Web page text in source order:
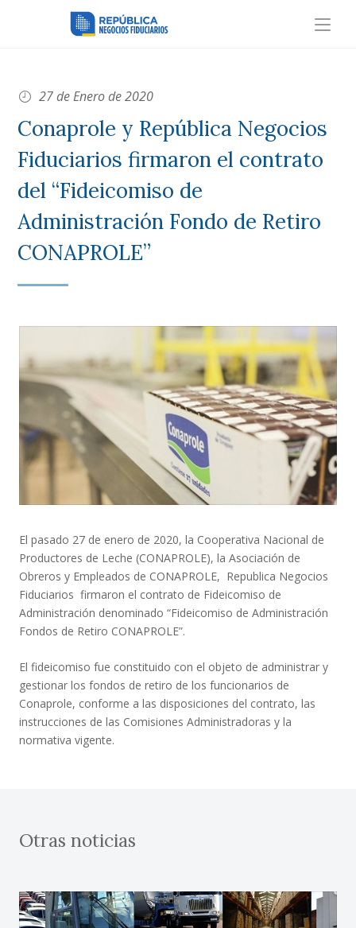
27 de Enero de 2020
Conaprole y República Negocios
Fiduciarios firmaron el contrato
del “Fideicomiso de
Administración Fondo de Retiro
CONAPROLE”
El pasado 27 de enero de 2020, la Cooperativa Nacional de
Productores de Leche (CONAPROLE), la Asociación de
Obreros y Empleados de CONAPROLE, Republica Negocios
Fiduciarios firmaron el contrato de Fideicomiso de
Administración denominado “Fideicomiso de Administración
Fondos de Retiro CONAPROLE”.
El fideicomiso fue constituido con el objeto de administrar y
gestionar los fondos de retiro de los funcionarios de
Conaprole, conforme a las disposiciones del contrato, las
instrucciones de las Comisiones Administradoras y la
normativa vigente.
Otras noticias